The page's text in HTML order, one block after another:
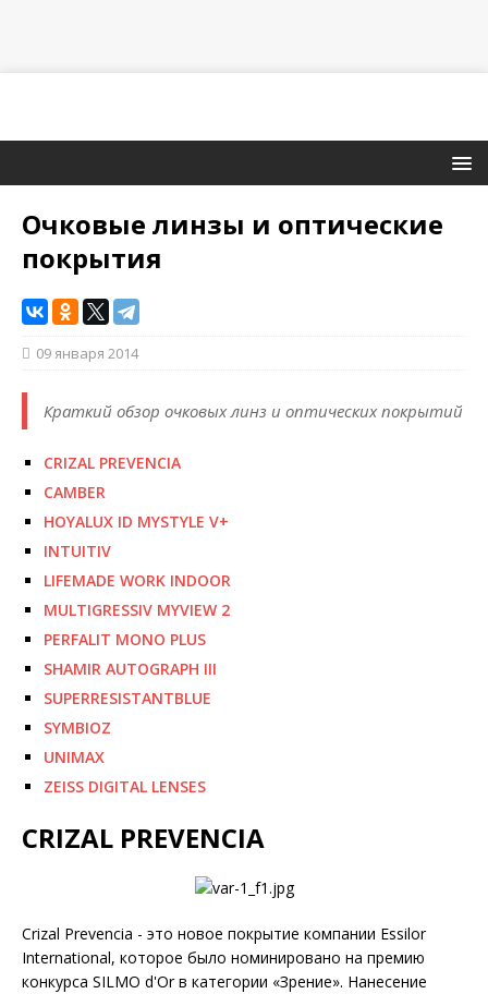
Очковые линзы и оптические
покрытия
09 января 2014
Краткий обзор очковых линз и оптических покрытий
CRIZAL PREVENCIA
CAMBER
HOYALUX ID MYSTYLE V+
INTUITIV
LIFEMADE WORK INDOOR
MULTIGRESSIV MYVIEW 2
PERFALIT MONO PLUS
SHAMIR AUTOGRAPH III
SUPERRESISTANTBLUE
SYMBIOZ
UNIMAX
ZEISS DIGITAL LENSES
CRIZAL PREVENCIA
Crizal Prevencia - это новое покрытие компании Essilor
International, которое было номинировано на премию
конкурса SILMO d'Or в категории «Зрение». Нанесение